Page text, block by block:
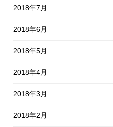
2018年7月
2018年6月
2018年5月
2018年4月
2018年3月
2018年2月